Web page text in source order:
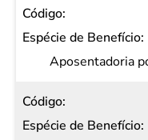
Aposentadoria